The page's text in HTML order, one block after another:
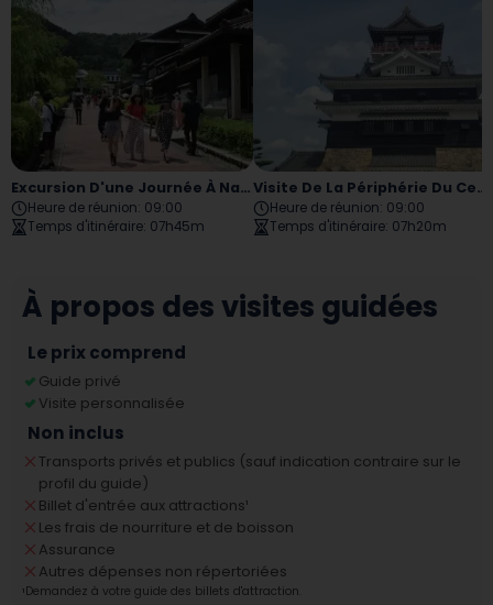
Excursion D'une Journée À Nagoya, Meiji Mura
Heure de réunion: 09:00
Temps d'itinéraire: 07h45m
Visite De La Périphérie Du Centre-Ville De Nagoya
Heure de réunion: 09:00
Temps d'itinéraire: 07h20m
À propos des visites guidées
Le prix comprend
Guide privé
Visite personnalisée
Non inclus
Transports privés et publics (sauf indication contraire sur le
profil du guide)
Billet d'entrée aux attractions¹
Les frais de nourriture et de boisson
Assurance
Autres dépenses non répertoriées
¹Demandez à votre guide des billets d'attraction.